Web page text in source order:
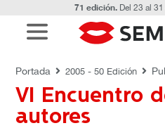
71 edición.Del 23 al 31
Portada 2005 - 50 Edición
VI Encuentro
autores
PUBLICACIONES